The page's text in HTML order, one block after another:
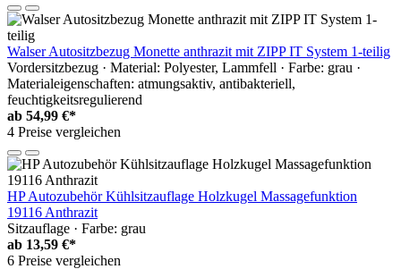
Walser Autositzbezug Monette anthrazit mit ZIPP IT System 1-teilig
Vordersitzbezug · Material: Polyester, Lammfell · Farbe: grau ·
Materialeigenschaften: atmungsaktiv, antibakteriell,
feuchtigkeitsregulierend
ab 54,99 €*
4 Preise vergleichen
HP Autozubehör Kühlsitzauflage Holzkugel Massagefunktion
19116 Anthrazit
Sitzauflage · Farbe: grau
ab 13,59 €*
6 Preise vergleichen